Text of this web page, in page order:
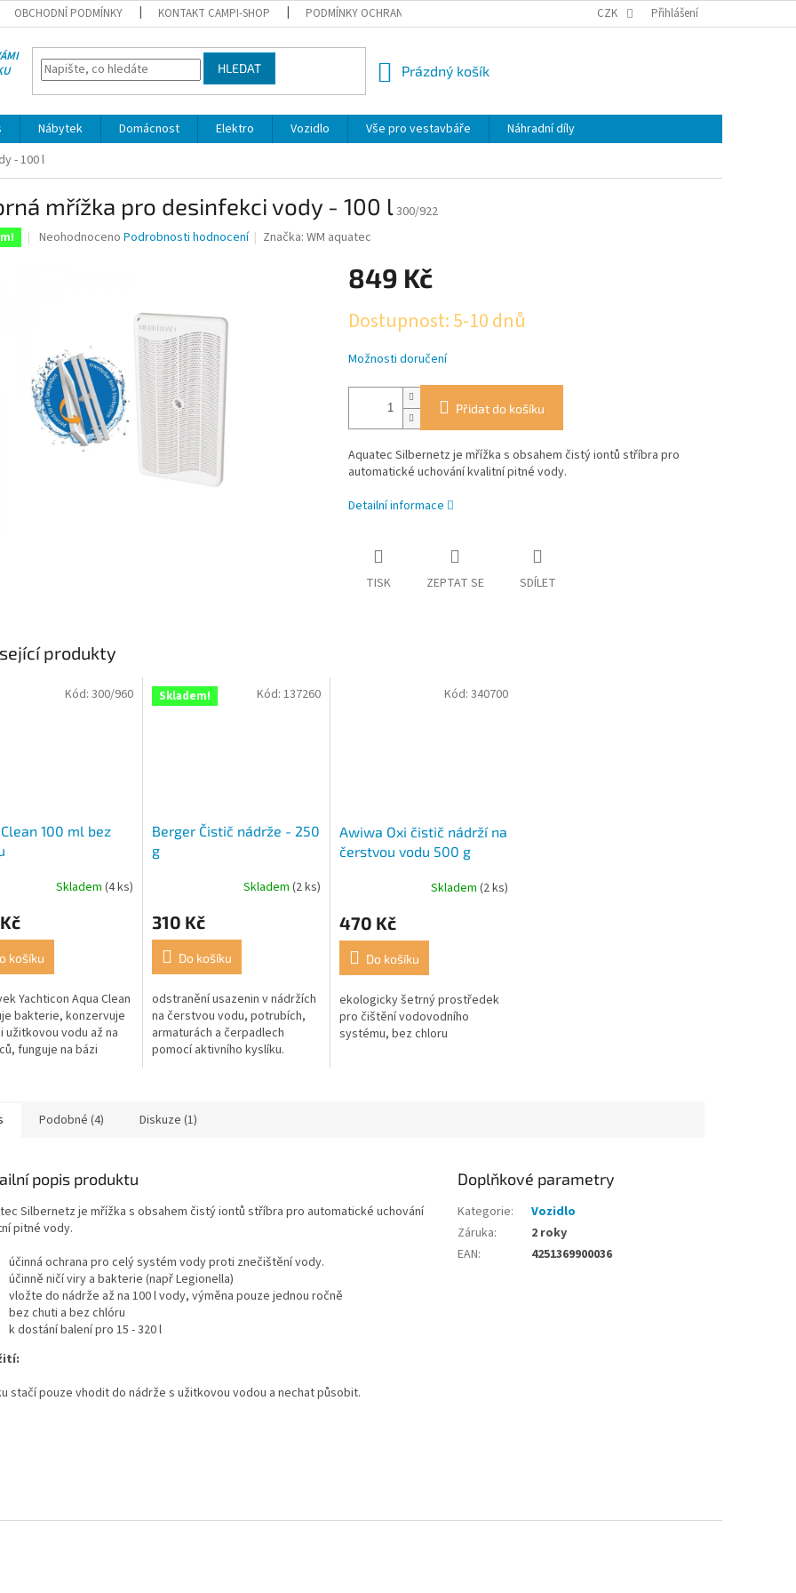
OBCHODNÍ PODMÍNKY KONTAKT CAMPI-SHOP PODMÍNKY OCHRANY OSOBNÍCH ÚDAJŮ REKLAMACE
CZK Přihlášení
HLEDAT
NÁKUPNÍ
Prázdný košík
Nábytek Domácnost Elektro Vozidlo Vše pro vestavbáře
Náhradní díly
- 100 l
mřížka pro desinfekci vody - 100 l300/922
Průměrné
hvězdiček.
Neohodnoceno Podrobnosti hodnocení Značka:WM aquatec
849 Kč
cena:
Dostupnost: 5-10 dnů
Možnosti doručení
Přidat do košíku
Aquatec Silbernetz je mřížka s obsahem čistý iontů stříbra pro
automatické uchování kvalitní pitné vody.
Detailní informace
TISK ZEPTAT SE SDÍLET
produkty
100 ml bez
Skladem (4 ks)
košíku
Yachticon Aqua Clean
bakterie, konzervuje
užitkovou vodu až na
funguje na bázi
Kód: 300/960 Skladem!
Berger Čistič nádrže - 250
g
Skladem (2 ks)
310 Kč
Do košíku
odstranění usazenin v nádržích
na čerstvou vodu, potrubích,
armaturách a čerpadlech
pomocí aktivního kyslíku.
Kód: 137260
Awiwa Oxi čistič nádrží na
čerstvou vodu 500 g
Skladem(2 ks)
470 Kč
Do košíku
ekologicky šetrný prostředek
pro čištění vodovodního
systému, bez chloru
Kód:340700
Podobné (4) Diskuze (1)
popis produktu
Silbernetz je mřížka s obsahem čistý iontů stříbra pro automatické uchování
pitné vody.
účinná ochrana pro celý systém vody proti znečištění vody.
účinně ničí viry a bakterie (např Legionella)
vložte do nádrže až na 100 l vody, výměna pouze jednou ročně
bez chuti a bez chlóru
k dostání balení pro 15 - 320 l
stačí pouze vhodit do nádrže s užitkovou vodou a nechat působit.
Doplňkové parametry
Kategorie:
Vozidlo
Záruka:
2 roky
EAN: 4251369900036